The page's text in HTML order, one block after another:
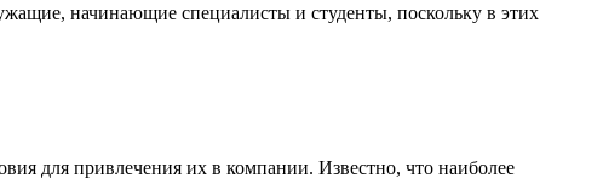
начинающие специалисты и студенты, поскольку в этих
для привлечения их в компании. Известно, что наиболее